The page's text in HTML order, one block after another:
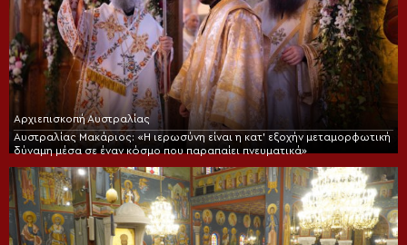
Αρχιεπισκοπή Αυστραλίας
Αυστραλίας Μακάριος: «Η ιερωσύνη είναι η κατ’ εξοχήν μεταμορφωτική
δύναμη μέσα σε έναν κόσμο που παραπαίει πνευματικά»